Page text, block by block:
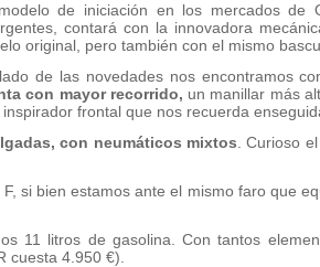
de iniciación en los mercados de
contará con la innovadora
original, pero también con el mismo
de las novedades nos encontramos
con mayor recorrido, un manillar más
frontal que nos recuerda
con neumáticos mixtos . Curioso
si bien estamos ante el mismo faro que
11 litros de gasolina. Con tantos
cuesta 4.950 €).